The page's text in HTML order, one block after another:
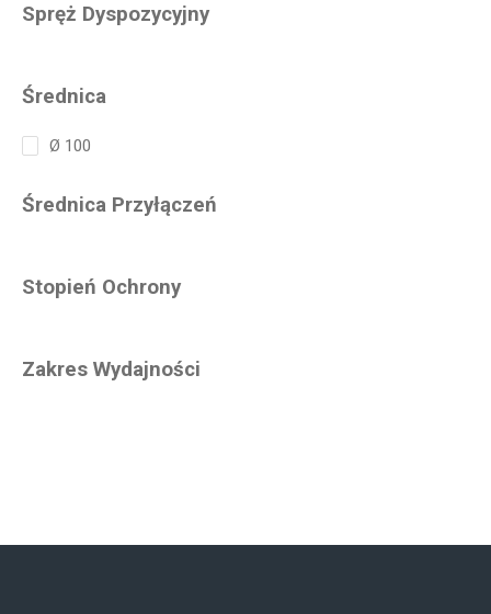
Spręż Dyspozycyjny
Średnica
Ø 100
Średnica Przyłączeń
Stopień Ochrony
Zakres Wydajności